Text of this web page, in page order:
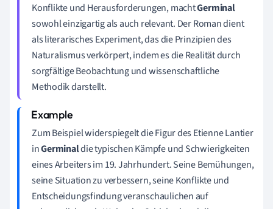
Konflikte und Herausforderungen, machtGerminal
sowohl einzigartig als auch relevant. Der Roman dient
als literarisches Experiment, das die Prinzipien des
Naturalismus verkörpert, indem es die Realität durch
sorgfältige Beobachtung und wissenschaftliche
Methodik darstellt.
Zum Beispiel widerspiegelt die Figur des Etienne Lantier
inGerminaldie typischen Kämpfe und Schwierigkeiten
eines Arbeiters im 19. Jahrhundert. Seine Bemühungen,
seine Situation zu verbessern, seine Konflikte und
Entscheidungsfindung veranschaulichen auf